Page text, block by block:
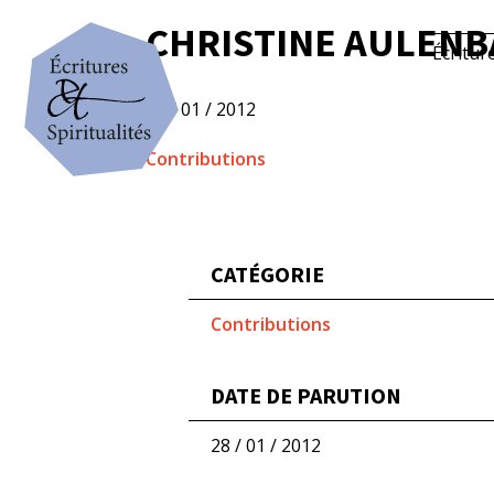
CHRISTINE
28 / 01 / 2012
Contributions
CATÉGORIE
Contributions
DATE DE PARUTION
28 / 01 / 2012